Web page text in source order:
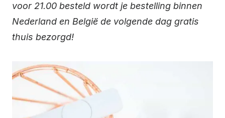
voor 21.00 besteld wordt je bestelling binnen
Nederland en België de volgende dag gratis
thuis bezorgd!